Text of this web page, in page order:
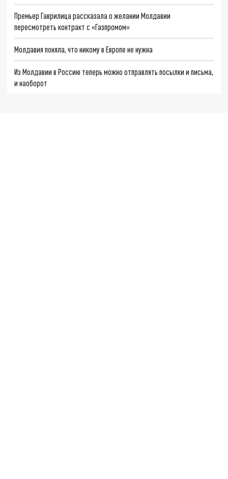
Премьер Гаврилица рассказала о желании Молдавии
пересмотреть контракт с «Газпромом»
Молдавия поняла, что никому в Европе не нужна
Из Молдавии в Россию теперь можно отправлять посылки и письма,
и наоборот